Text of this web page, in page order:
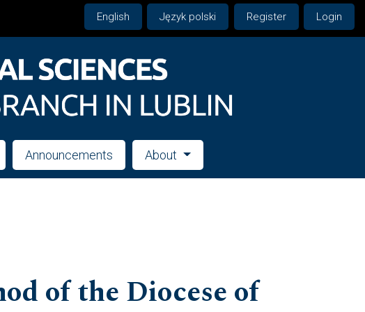
English Język polski Register Login
Announcements About
of the Diocese of